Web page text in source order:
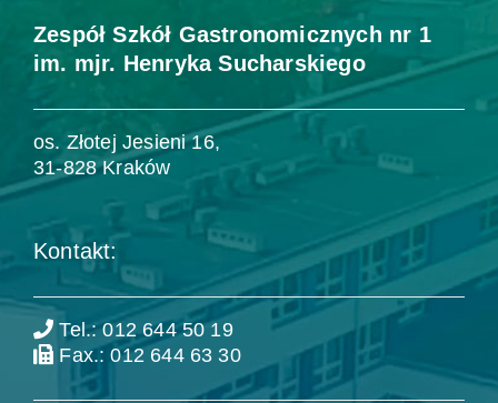
Zespół Szkół Gastronomicznych nr 1
im. mjr. Henryka Sucharskiego
os. Złotej Jesieni 16,
31-828 Kraków
Kontakt:
Tel.: 012 644 50 19
Fax.: 012 644 63 30